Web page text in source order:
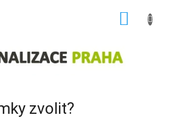
zvolit?